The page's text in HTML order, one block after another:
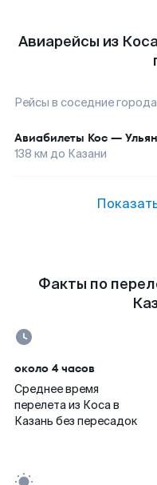
Авиарейсы из
Рейсы в соседние города
Авиабилеты Кос —
138 км до Казани
Факты по
около 4 часов
Среднее время
перелета из Коса в
Казань без пересадок